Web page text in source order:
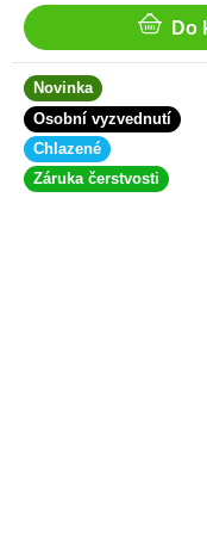
Do
Novinka
Osobní vyzvednutí
Chlazené
Záruka čerstvosti